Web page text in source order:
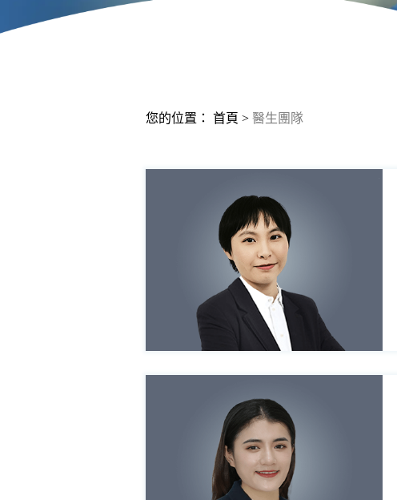
您的位置： 首頁 > 醫生團隊